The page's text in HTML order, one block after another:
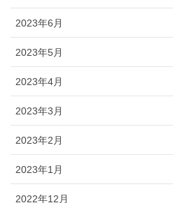
2023年6月
2023年5月
2023年4月
2023年3月
2023年2月
2023年1月
2022年12月